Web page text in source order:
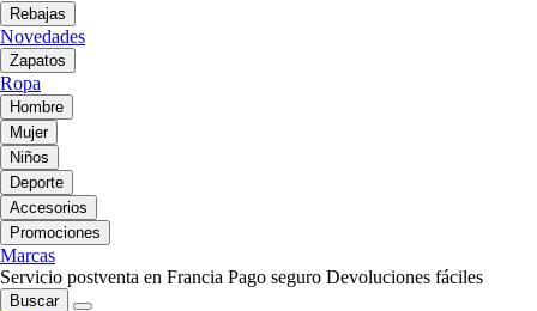
Rebajas
Novedades
Zapatos
Ropa
Hombre
Mujer
Niños
Deporte
Accesorios
Promociones
Marcas
Servicio postventa en Francia Pago seguro Devoluciones fáciles
Buscar